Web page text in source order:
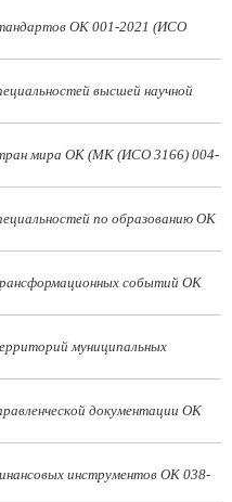
ОК 001-2021 (ИСО
высшей научной
мира ОК (МК (ИСО 3166) 004-
по образованию ОК
событий ОК
муниципальных
документации ОК
инструментов OK 038-